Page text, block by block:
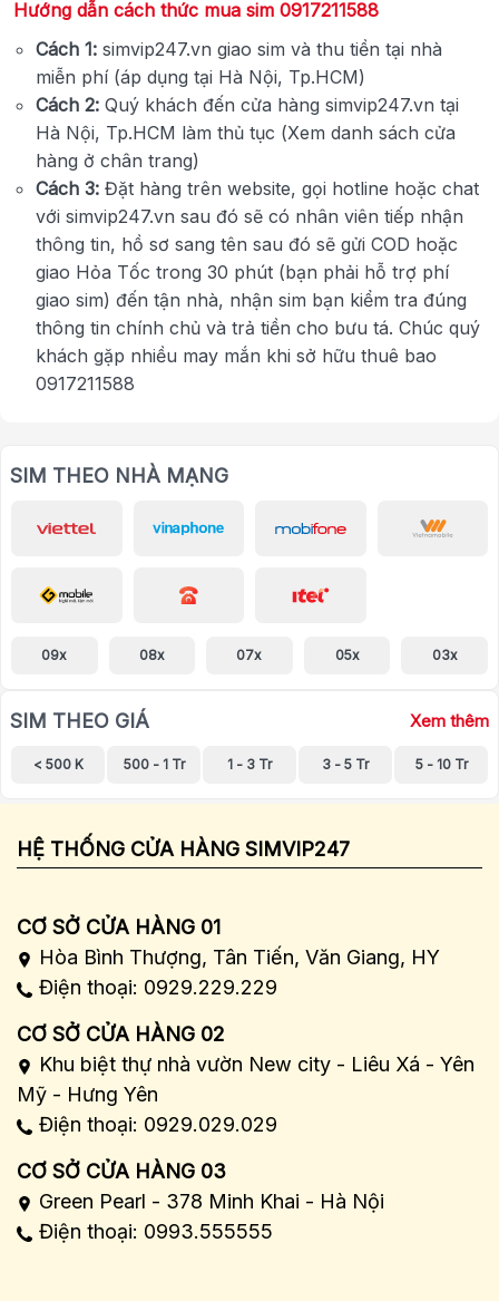
Hướng dẫn cách thức mua sim 0917211588
Cách 1: simvip247.vn giao sim và thu tiền tại nhà
miễn phí (áp dụng tại Hà Nội, Tp.HCM)
Cách 2: Quý khách đến cửa hàng simvip247.vn tại
Hà Nội, Tp.HCM làm thủ tục (Xem danh sách cửa
hàng ở chân trang)
Cách 3: Đặt hàng trên website, gọi hotline hoặc chat
với simvip247.vn sau đó sẽ có nhân viên tiếp nhận
thông tin, hồ sơ sang tên sau đó sẽ gửi COD hoặc
giao Hỏa Tốc trong 30 phút (bạn phải hỗ trợ phí
giao sim) đến tận nhà, nhận sim bạn kiểm tra đúng
thông tin chính chủ và trả tiền cho bưu tá. Chúc quý
khách gặp nhiều may mắn khi sở hữu thuê bao
0917211588
SIM THEO NHÀ MẠNG
09x 08x 07x 05x 03x
SIM THEO GIÁ Xem thêm
< 500 K 500 - 1 Tr 1 - 3 Tr 3 - 5 Tr 5 - 10 Tr
HỆ THỐNG CỬA HÀNG SIMVIP247
CƠ SỞ CỬA HÀNG 01
Hòa Bình Thượng, Tân Tiến, Văn Giang, HY
Điện thoại: 0929.229.229
CƠ SỞ CỬA HÀNG 02
Khu biệt thự nhà vườn New city - Liêu Xá - Yên
Mỹ - Hưng Yên
Điện thoại: 0929.029.029
CƠ SỞ CỬA HÀNG 03
Green Pearl - 378 Minh Khai - Hà Nội
Điện thoại: 0993.555555